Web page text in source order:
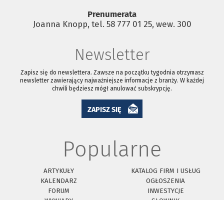
Prenumerata
Joanna Knopp, tel. 58 777 01 25, wew. 300
Newsletter
Zapisz się do newslettera. Zawsze na początku tygodnia otrzymasz
newsletter zawierający najważniejsze informacje z branży. W każdej
chwili będziesz mógł anulować subskrypcję.
ZAPISZ SIĘ
Popularne
ARTYKUŁY
KATALOG FIRM I USŁUG
KALENDARZ
OGŁOSZENIA
FORUM
INWESTYCJE